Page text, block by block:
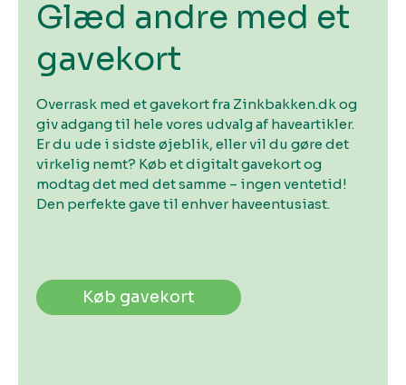
Glæd andre med et
gavekort
Overrask med et gavekort fra Zinkbakken.dk og
giv adgang til hele vores udvalg af haveartikler.
Er du ude i sidste øjeblik, eller vil du gøre det
virkelig nemt? Køb et digitalt gavekort og
modtag det med det samme – ingen ventetid!
Den perfekte gave til enhver haveentusiast.
Køb gavekort